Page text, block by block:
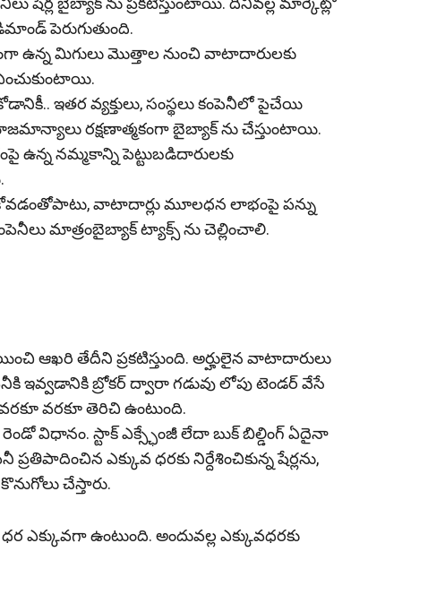
డిమాండ్ పెరుగుతుంది.
ఉన్న మిగులు మొత్తాల నుంచి వాటాదారులకు
ఇతర వ్యక్తులు, సంస్థలు కంపెనీలో పైచేయి
రక్షణాత్మకంగా బైబ్యాక్ ను చేస్తుంటాయి.
ఉన్న నమ్మకాన్ని పెట్టుబడిదారులకు
వాటాదార్లు మూలధన లాభంపై పన్ను
మాత్రంబైబ్యాక్ ట్యాక్స్ ను చెల్లించాలి.
ఆఖరి తేదీని ప్రకటిస్తుంది. అర్హులైన వాటాదారులు
ఇవ్వడానికి బ్రోకర్ ద్వారా గడువు లోపు టెండర్ వేసే
వరకూ తెరిచి ఉంటుంది.
విధానం. స్టాక్ ఎక్స్ఛేంజీ లేదా బుక్ బిల్డింగ్ ఏదైనా
ఎక్కువ ధరకు నిర్దేశించికున్న షేర్లను,
చేస్తారు.
ఉంటుంది. అందువల్ల ఎక్కువధరకు